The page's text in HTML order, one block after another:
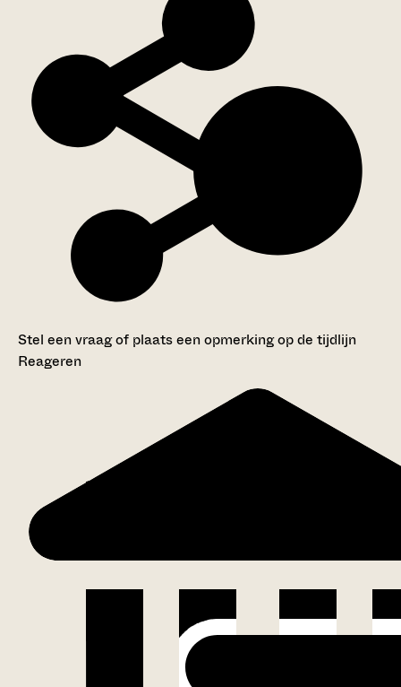
Stel een vraag of plaats een opmerking op de tijdlijn
Reageren